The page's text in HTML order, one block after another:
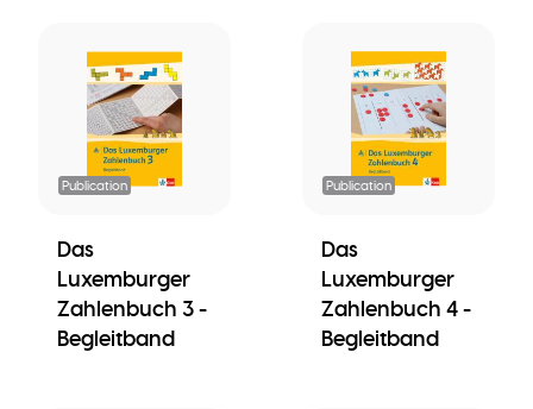
Publication
Das
Luxemburger
Zahlenbuch 3 -
Begleitband
Publication
Das
Luxemburger
Zahlenbuch 4 -
Begleitband